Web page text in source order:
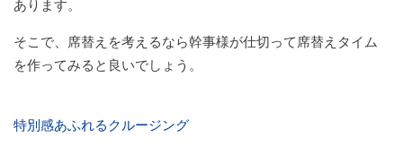
あります。
そこで、席替えを考えるなら幹事様が仕切って席替えタイム
を作ってみると良いでしょう。
特別感あふれるクルージング